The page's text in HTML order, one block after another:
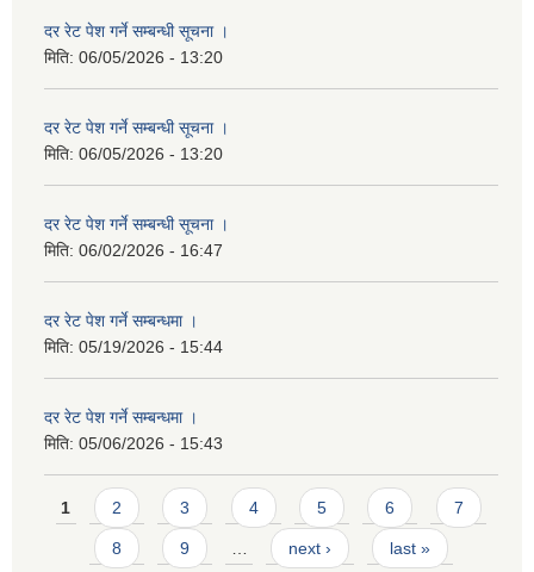
दर रेट पेश गर्ने सम्बन्धी सूचना ।
मिति: 06/05/2026 - 13:20
दर रेट पेश गर्ने सम्बन्धी सूचना ।
मिति: 06/05/2026 - 13:20
दर रेट पेश गर्ने सम्बन्धी सूचना ।
मिति: 06/02/2026 - 16:47
दर रेट पेश गर्ने सम्बन्धमा ।
मिति: 05/19/2026 - 15:44
दर रेट पेश गर्ने सम्बन्धमा ।
मिति: 05/06/2026 - 15:43
Pages
1 2 3 4 5 6 7
8 9 … next › last »